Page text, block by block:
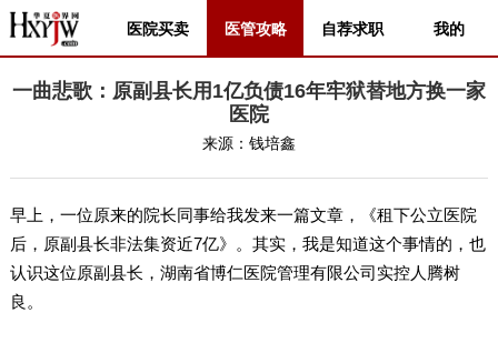
医院买卖 医管攻略 自荐求职 我的
一曲悲歌：原副县长用1亿负债16年牢狱替地方换一家
医院
来源： 钱培鑫
早上，一位原来的院长同事给我发来一篇文章，《租下公立医院
后，原副县长非法集资近7亿》。其实，我是知道这个事情的，也
认识这位原副县长，湖南省博仁医院管理有限公司实控人腾树
良。